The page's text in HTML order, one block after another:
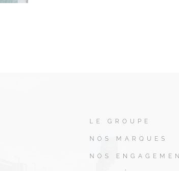
LE GROUPE
NOS MARQUES
NOS